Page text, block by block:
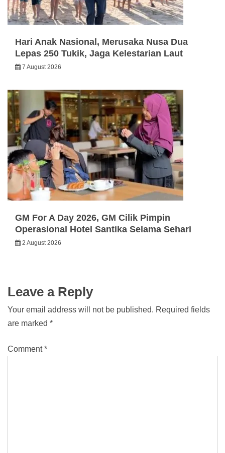
Hari Anak Nasional, Merusaka Nusa Dua
Lepas 250 Tukik, Jaga Kelestarian Laut
7 August 2026
GM For A Day 2026, GM Cilik Pimpin
Operasional Hotel Santika Selama Sehari
2 August 2026
Leave a Reply
Your email address will not be published. Required fields
are marked *
Comment*